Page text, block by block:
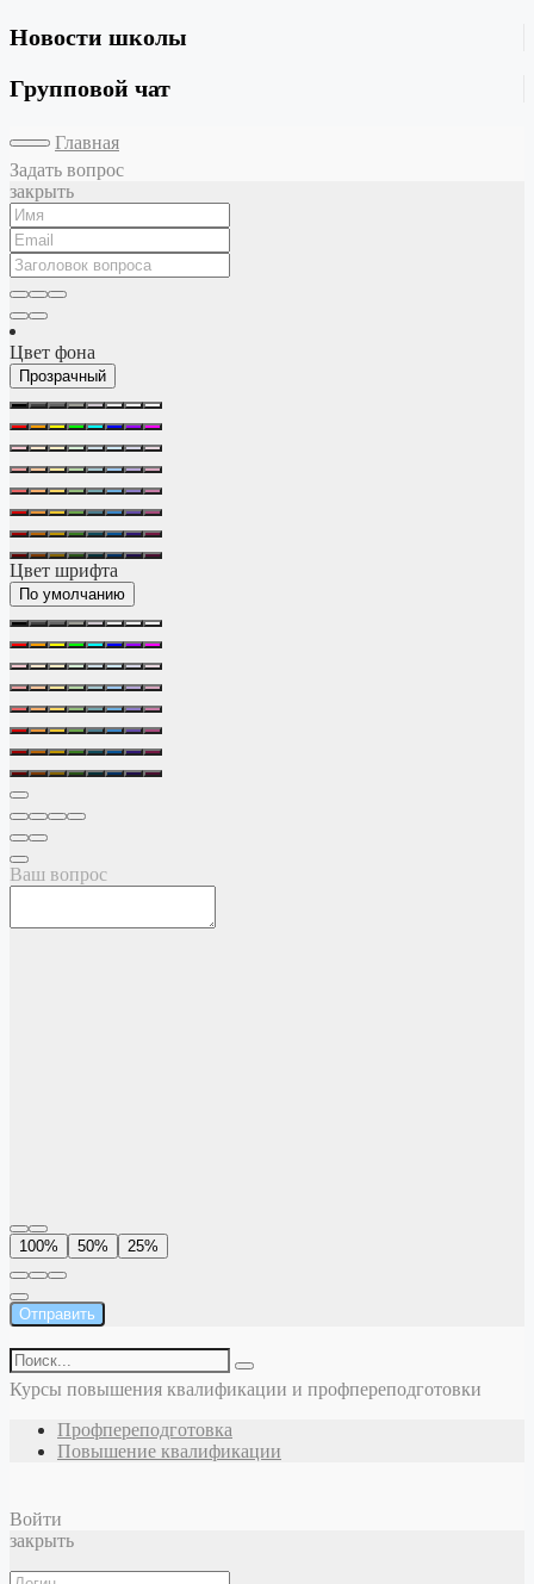
Новости школы
Групповой чат
Главная
Задать вопрос
закрыть
Цвет фона
Прозрачный
Цвет шрифта
По умолчанию
Ваш вопрос
100% 50% 25%
Отправить
Курсы повышения квалификации и профпереподготовки
Профпереподготовка
Повышение квалификации
Войти
закрыть